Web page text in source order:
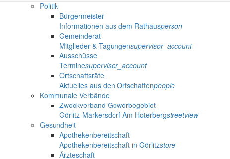
Politik
Bürgermeister
Informationen aus dem Rathausperson
Gemeinderat
Mitglieder & Tagungensupervisor_account
Ausschüsse
Terminesupervisor_account
Ortschaftsräte
Aktuelles aus den Ortschaftenpeople
Kommunale Verbände
Zweckverband Gewerbegebiet
Görlitz-Markersdorf Am Hoterbergstreetview
Gesundheit
Apothekenbereitschaft
Apothekenbereitschaft in Görlitzstore
Ärzteschaft